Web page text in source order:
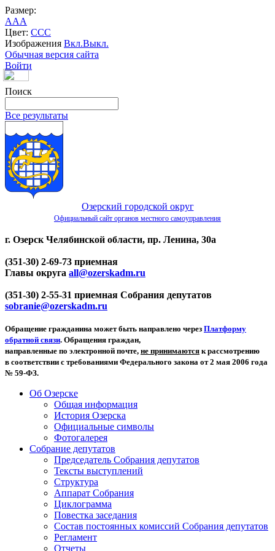
Размер:
AAA
Цвет: CCC
Изображения Вкл.Выкл.
Обычная версия сайта
Войти
Поиск
Все результаты
Озерский городской округ
Официальный сайт органов местного самоуправления
г. Озерск Челябинской области, пр. Ленина, 30а
(351-30) 2-69-73 приемная
Главы округа all@ozerskadm.ru
(351-30) 2-55-31 приемная Собрания депутатов
sobranie@ozerskadm.ru
Обращение гражданина может быть направлено через Платформу
обратной связи. Обращения граждан,
направленные по электронной почте, не принимаются к рассмотрению
в соответствии с требованиями Федерального закона от 2 мая 2006 года
№ 59-ФЗ.
Об Озерске
Общая информация
История Озерска
Официальные символы
Фотогалерея
Собрание депутатов
Председатель Собрания депутатов
Тексты выступлений
Структура
Аппарат Собрания
Циклограмма
Повестка заседания
Состав постоянных комиссий Собрания депутатов
Регламент
Отчеты